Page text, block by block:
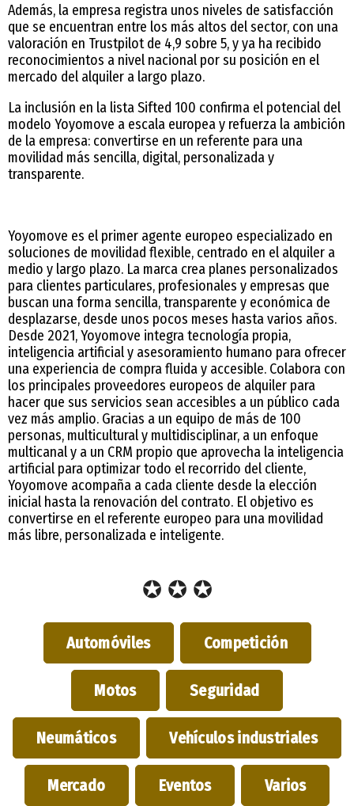
Además, la empresa registra unos niveles de satisfacción
que se encuentran entre los más altos del sector, con una
valoración en Trustpilot de 4,9 sobre 5, y ya ha recibido
reconocimientos a nivel nacional por su posición en el
mercado del alquiler a largo plazo.
La inclusión en la lista Sifted 100 confirma el potencial del
modelo Yoyomove a escala europea y refuerza la ambición
de la empresa: convertirse en un referente para una
movilidad más sencilla, digital, personalizada y
transparente.
Yoyomove es el primer agente europeo especializado en
soluciones de movilidad flexible, centrado en el alquiler a
medio y largo plazo. La marca crea planes personalizados
para clientes particulares, profesionales y empresas que
buscan una forma sencilla, transparente y económica de
desplazarse, desde unos pocos meses hasta varios años.
Desde 2021, Yoyomove integra tecnología propia,
inteligencia artificial y asesoramiento humano para ofrecer
una experiencia de compra fluida y accesible. Colabora con
los principales proveedores europeos de alquiler para
hacer que sus servicios sean accesibles a un público cada
vez más amplio. Gracias a un equipo de más de 100
personas, multicultural y multidisciplinar, a un enfoque
multicanal y a un CRM propio que aprovecha la inteligencia
artificial para optimizar todo el recorrido del cliente,
Yoyomove acompaña a cada cliente desde la elección
inicial hasta la renovación del contrato. El objetivo es
convertirse en el referente europeo para una movilidad
más libre, personalizada e inteligente.
✪ ✪ ✪
Automóviles Competición
Motos Seguridad
Neumáticos Vehículos industriales
Mercado Eventos Varios